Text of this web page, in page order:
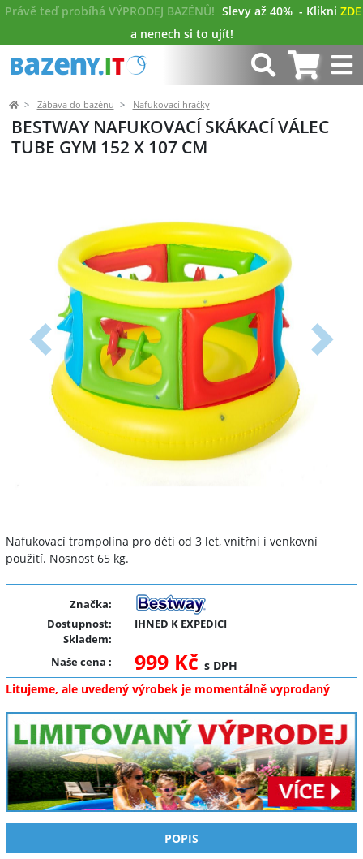
Právě teď probíhá VÝPRODEJ BAZÉNŮ! Slevy až 40% - Klikni ZDE
a nenech si to ujít!
Zábava do bazénu Nafukovací hračky
BESTWAY NAFUKOVACÍ SKÁKACÍ VÁLEC
TUBE GYM 152 X 107 CM
Předchozí Další
Nafukovací trampolína pro děti od 3 let, vnitřní i venkovní
použití. Nosnost 65 kg.
Značka:
Dostupnost:
IHNED K EXPEDICI
Skladem:
Naše cena : 999 Kč s DPH
Litujeme, ale uvedený výrobek je momentálně vyprodaný
POPIS